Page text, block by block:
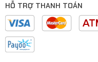
HỖ TRỢ THANH TOÁN